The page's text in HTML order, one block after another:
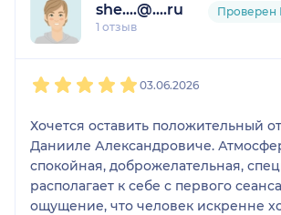
she....@....ru
1 отзыв
Проверен
03.06.2026
Хочется оставить положительный
Данииле Александровиче.
спокойная, доброжелательная,
располагает к себе с первого
ощущение, что человек искренне